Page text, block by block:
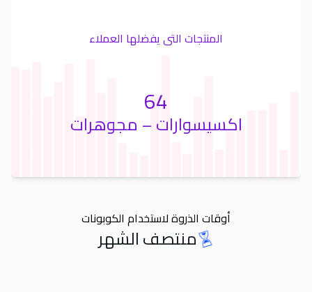
المنتجات التى يفضلها العملاء
64
اكسيسوارات – مجوهرات
أوقات الذروة لاستخدام الكوبونات
Orders
منتصف الشهر